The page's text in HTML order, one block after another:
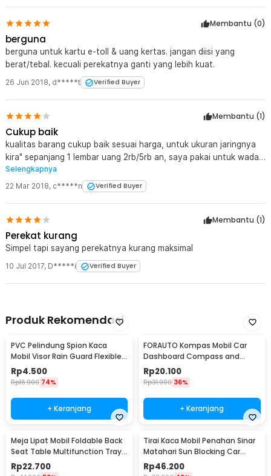
Membantu (0)
berguna
berguna untuk kartu e-toll & uang kertas. jangan diisi yang
berat/tebal. kecuali perekatnya ganti yang lebih kuat.
26 Jun 2018, d*****t Verified Buyer
Membantu (1)
Cukup baik
kualitas barang cukup baik sesuai harga, untuk ukuran jaringnya
kira" sepanjang 1 lembar uang 2rb/5rb an, saya pakai untuk wadah
uang parkir kertas di mobil, kualitas perekat sesuai harganya lahh..
kalo mau lebih kuat lebih baik ganti perekat 3M atau gluepads
Selengkapnya
22 Mar 2018, c*****n Verified Buyer
Membantu (1)
Perekat kurang
Simpel tapi sayang perekatnya kurang maksimal
10 Jul 2017, D*****i Verified Buyer
Produk Rekomendasi
PVC Pelindung Spion Kaca
Mobil Visor Rain Guard Flexible 2
PCS - BH030
Rp4.500
Rp16.900 74%
+ Keranjang
FORAUTO Kompas Mobil Car
Dashboard Compass and
Thermometer - C288-5
Rp20.100
Rp31.000 36%
+ Keranjang
Meja Lipat Mobil Foldable Back
Seat Table Multifunction Tray -
JH-924
Rp22.700
Tirai Kaca Mobil Penahan Sinar
Matahari Sun Blocking Car
Curtain 2 PCS - 851
Rp46.200